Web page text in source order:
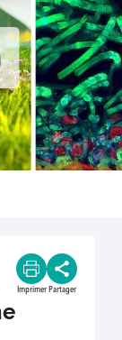
Imprimer Partager